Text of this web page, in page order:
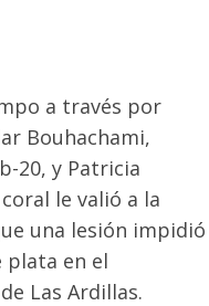
a través por
Bouhachami,
20, y Patricia
le valió a la
una lesión impidió
plata en el
Las Ardillas.